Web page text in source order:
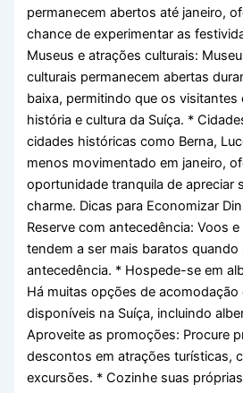
permanecem abertos até janeiro,
chance de experimentar as
Museus e atrações culturais:
culturais permanecem abertas
baixa, permitindo que os visitantes
história e cultura da Suíça. *
cidades históricas como Berna,
menos movimentado em janeiro,
oportunidade tranquila de apreciar
charme. Dicas para Economizar
Reserve com antecedência: Voos
tendem a ser mais baratos
antecedência. * Hospede-se em
Há muitas opções de acomodação
disponíveis na Suíça, incluindo
Aproveite as promoções: Procure
descontos em atrações turísticas,
excursões. * Cozinhe suas